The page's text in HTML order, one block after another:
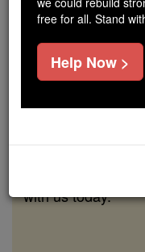
Catholic Online
free, faithful
million students
of noise and
souls with truth,
If everyone who
families and
free for all. Be
with us today.
free for all. Stand
Help Now >